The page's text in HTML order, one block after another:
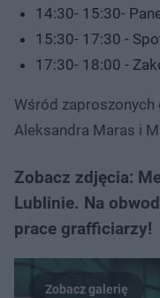
14:30- 15:30-
15:30- 17:30 -
17:30- 18:00 -
Wśród
Aleksandra Maras i
Zobacz zdjęcia:
Lublinie. Na
prace grafficiarzy!